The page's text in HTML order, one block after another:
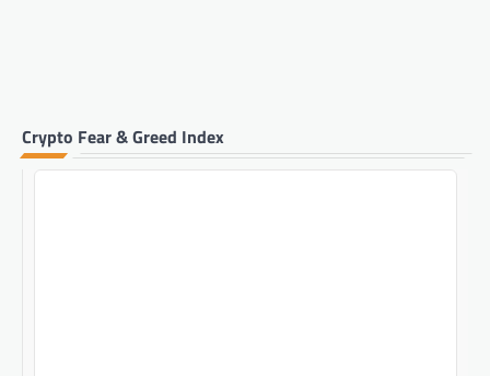
Crypto Fear & Greed Index